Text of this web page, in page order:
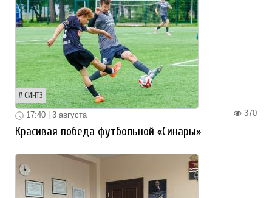
СИНТЗ
370
17:40 | 3 августа
Красивая победа футбольной «Синары»